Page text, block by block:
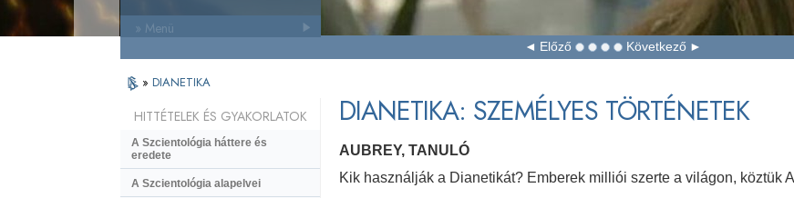
Előző Következő
» Menü
» DIANETIKA
DIANETIKA: SZEMÉLYES TÖRTÉNETEK
AUBREY, TANULÓ
Kik használják a Dianetikát? Emberek milliói szerte a világon, köztük
HITTÉTELEK ÉS GYAKORLATOK
A Szcientológia háttere és
eredete
A Szcientológia alapelvei